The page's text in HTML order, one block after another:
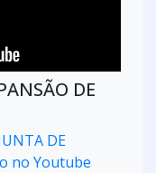
DE
DE
no Youtube